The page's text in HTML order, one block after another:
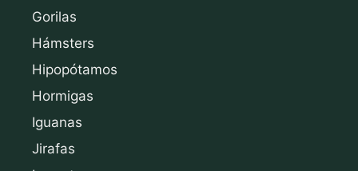
Gorilas
Hámsters
Hipopótamos
Hormigas
Iguanas
Jirafas